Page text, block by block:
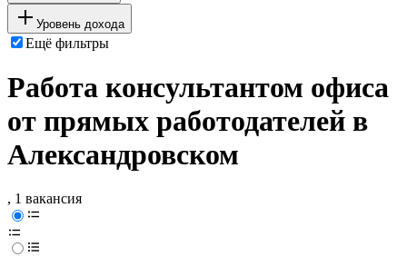
Уровень дохода
Ещё фильтры
Работа консультантом офиса
от прямых работодателей в
Александровском
, 1 вакансия